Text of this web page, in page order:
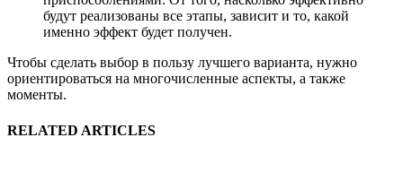
будут реализованы все этапы, зависит и то, какой
именно эффект будет получен.
Чтобы сделать выбор в пользу лучшего варианта, нужно
ориентироваться на многочисленные аспекты, а также
моменты.
RELATED ARTICLES